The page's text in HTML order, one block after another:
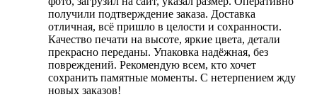
получили подтверждение заказа. Доставка
отличная, всё пришло в целости и сохранности.
Качество печати на высоте, яркие цвета, детали
прекрасно переданы. Упаковка надёжная, без
повреждений. Рекомендую всем, кто хочет
сохранить памятные моменты. С нетерпением жду
новых заказов!